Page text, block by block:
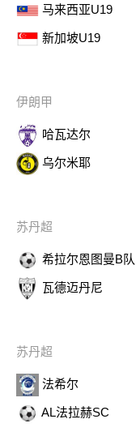
马来西亚U19
新加坡U19
伊朗甲
哈瓦达尔
乌尔米耶
苏丹超
希拉尔恩图曼B队
瓦德迈丹尼
苏丹超
法希尔
AL法拉赫SC